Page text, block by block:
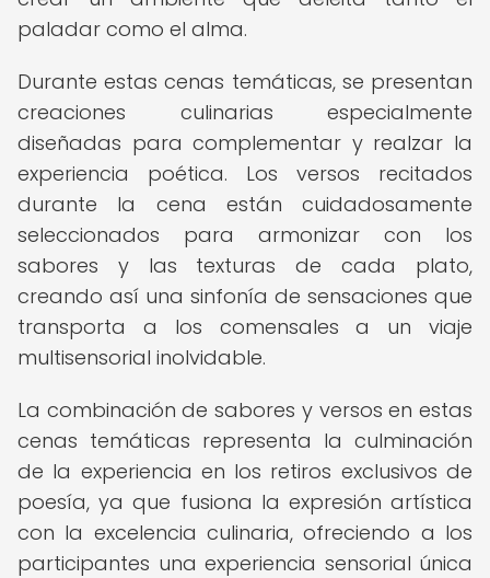
paladar como el alma.
Durante estas cenas temáticas, se presentan
creaciones culinarias especialmente
diseñadas para complementar y realzar la
experiencia poética. Los versos recitados
durante la cena están cuidadosamente
seleccionados para armonizar con los
sabores y las texturas de cada plato,
creando así una sinfonía de sensaciones que
transporta a los comensales a un viaje
multisensorial inolvidable.
La combinación de sabores y versos en estas
cenas temáticas representa la culminación
de la experiencia en los retiros exclusivos de
poesía, ya que fusiona la expresión artística
con la excelencia culinaria, ofreciendo a los
participantes una experiencia sensorial única